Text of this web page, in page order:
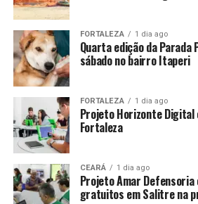
FORTALEZA 1 dia ago
Quarta edição da
sábado no bairro Itaperi
FORTALEZA 1 dia ago
Projeto Horizonte Digital
Fortaleza
CEARÁ 1 dia ago
Projeto Amar
gratuitos em Salitre na